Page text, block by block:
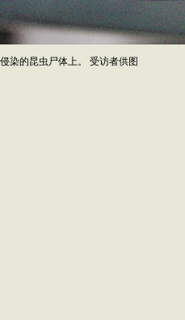
染的昆虫尸体上。 受访者供图